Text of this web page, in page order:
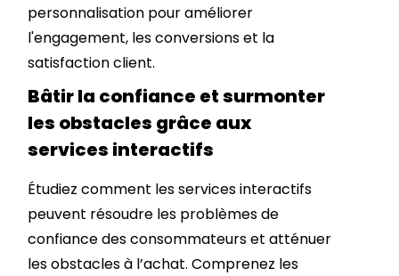
personnalisation pour améliorer
l'engagement, les conversions et la
satisfaction client.
Bâtir la confiance et surmonter
les obstacles grâce aux
services interactifs
Étudiez comment les services interactifs
peuvent résoudre les problèmes de
confiance des consommateurs et atténuer
les obstacles à l’achat. Comprenez les